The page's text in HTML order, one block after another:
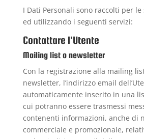
I Dati Personali sono raccolti per
ed utilizzando i seguenti servizi:
Contattare l'Utente
Mailing list o newsletter
Con la registrazione alla mailing
newsletter, l’indirizzo email
automaticamente inserito in una
cui potranno essere trasmessi
contenenti informazioni, anche di
commerciale e promozionale,